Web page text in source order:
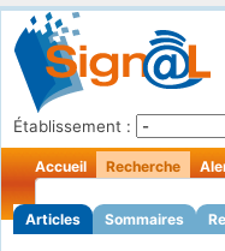
Établissement :
Accueil Recherche
Articles Sommaires